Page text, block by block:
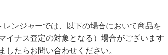
ンジャーでは、以下の場合において商品を
イナス査定の対象となる）場合がございます
したらお問い合わせください。